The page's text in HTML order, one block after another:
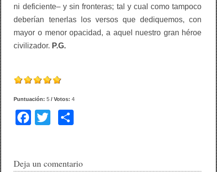
ni deficiente– y sin fronteras; tal y cual como tampoco
deberían tenerlas los versos que dediquemos, con
mayor o menor opacidad, a aquel nuestro gran héroe
civilizador. P.G.
Puntuación:5 / Votos:4
F
e
er p
Deja un comentario